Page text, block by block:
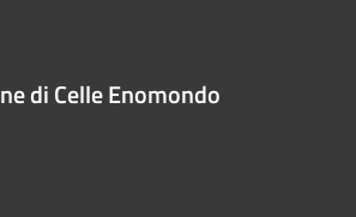
di Celle Enomondo